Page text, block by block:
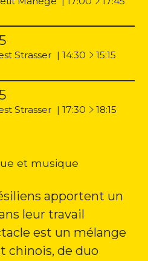
Strasser | 14:30 à
15:15
Strasser | 17:30 à
18:15
et musique
apportent un
leur travail
est un mélange
chinois, de duo